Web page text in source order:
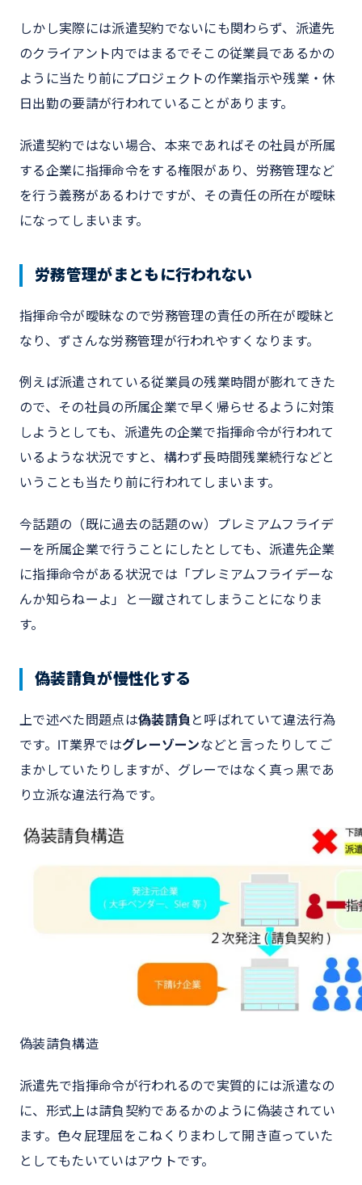
しかし実際には派遣契約でないにも関わらず、派遣先
のクライアント内ではまるでそこの従業員であるかの
ように当たり前にプロジェクトの作業指示や残業・休
日出勤の要請が行われていることがあります。
派遣契約ではない場合、本来であればその社員が所属
する企業に指揮命令をする権限があり、労務管理など
を行う義務があるわけですが、その責任の所在が曖昧
になってしまいます。
労務管理がまともに行われない
指揮命令が曖昧なので労務管理の責任の所在が曖昧と
なり、ずさんな労務管理が行われやすくなります。
例えば派遣されている従業員の残業時間が膨れてきた
ので、その社員の所属企業で早く帰らせるように対策
しようとしても、派遣先の企業で指揮命令が行われて
いるような状況ですと、構わず長時間残業続行などと
いうことも当たり前に行われてしまいます。
今話題の（既に過去の話題のｗ）プレミアムフライデ
ーを所属企業で行うことにしたとしても、派遣先企業
に指揮命令がある状況では「プレミアムフライデーな
んか知らねーよ」と一蹴されてしまうことになりま
す。
偽装請負が慢性化する
上で述べた問題点は偽装請負 と呼ばれていて違法行為
です。IT業界ではグレーゾーンなどと言ったりしてご
まかしていたりしますが、グレーではなく真っ黒であ
り立派な違法行為です。
偽装請負構造
派遣先で指揮命令が行われるので実質的には派遣なの
に、形式上は請負契約であるかのように偽装されてい
ます。色々屁理屈をこねくりまわして開き直っていた
としてもたいていはアウトです。